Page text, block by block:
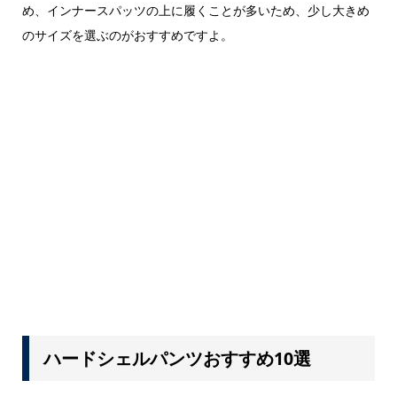
め、インナースパッツの上に履くことが多いため、少し大きめ
のサイズを選ぶのがおすすめですよ。
ハードシェルパンツおすすめ10選